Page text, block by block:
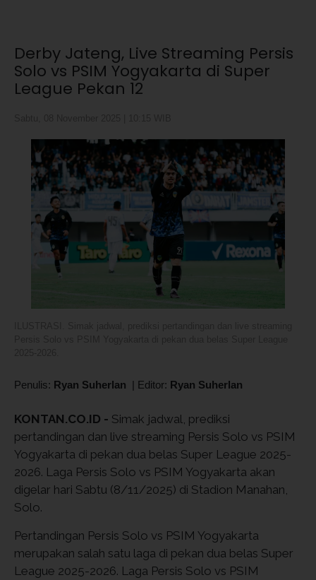
Derby Jateng, Live Streaming Persis
Solo vs PSIM Yogyakarta di Super
League Pekan 12
Penulis: Ryan Suherlan | Editor: Ryan Suherlan
KONTAN.CO.ID - Simak jadwal, prediksi
pertandingan dan live streaming Persis Solo vs PSIM
Yogyakarta di pekan dua belas Super League 2025-
2026. Laga Persis Solo vs PSIM Yogyakarta akan
digelar hari Sabtu (8/11/2025) di Stadion Manahan,
Solo.
Pertandingan Persis Solo vs PSIM Yogyakarta
merupakan salah satu laga di pekan dua belas Super
League 2025-2026. Laga Persis Solo vs PSIM